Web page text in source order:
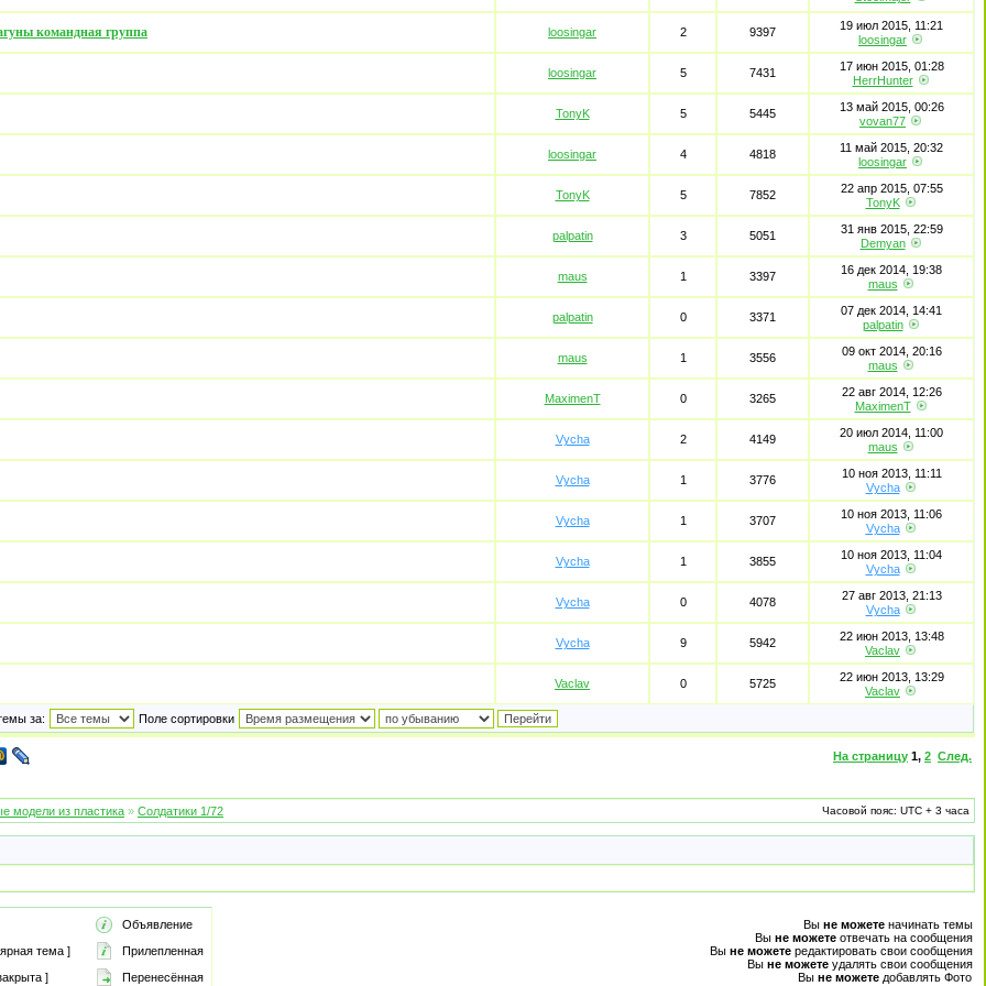
командная группа loosingar 2 9397
19 июл 2015, 11:21
loosingar
loosingar 5 7431
17 июн 2015, 01:28
HerrHunter
TonyK 5 5445
13 май 2015, 00:26
vovan77
loosingar 4 4818
11 май 2015, 20:32
loosingar
TonyK 5 7852
22 апр 2015, 07:55
TonyK
palpatin 3 5051
31 янв 2015, 22:59
Demyan
maus 1 3397
16 дек 2014, 19:38
maus
palpatin 0 3371
07 дек 2014, 14:41
palpatin
maus 1 3556
09 окт 2014, 20:16
maus
MaximenT 0 3265
22 авг 2014, 12:26
MaximenT
Vycha 2 4149
20 июл 2014, 11:00
maus
Vycha 1 3776
10 ноя 2013, 11:11
Vycha
Vycha 1 3707
10 ноя 2013, 11:06
Vycha
Vycha 1 3855
10 ноя 2013, 11:04
Vycha
Vycha 0 4078
27 авг 2013, 21:13
Vycha
Vycha 9 5942
22 июн 2013, 13:48
Vaclav
Vaclav 0 5725
22 июн 2013, 13:29
Vaclav
за: Поле сортировки
На страницу 1, 2 След.
модели из пластика » Солдатики 1/72 Часовой пояс: UTC + 3 часа
Объявление
тема ]
Прилепленная
]
Перенесённая
Вы не можете начинать темы
Вы не можете отвечать на сообщения
Вы не можете редактировать свои сообщения
Вы не можете удалять свои сообщения
Вы не можете добавлять Фото